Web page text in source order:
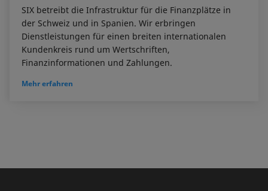
SIX betreibt die Infrastruktur für die Finanzplätze in
der Schweiz und in Spanien. Wir erbringen
Dienstleistungen für einen breiten internationalen
Kundenkreis rund um Wertschriften,
Finanzinformationen und Zahlungen.
Mehr erfahren